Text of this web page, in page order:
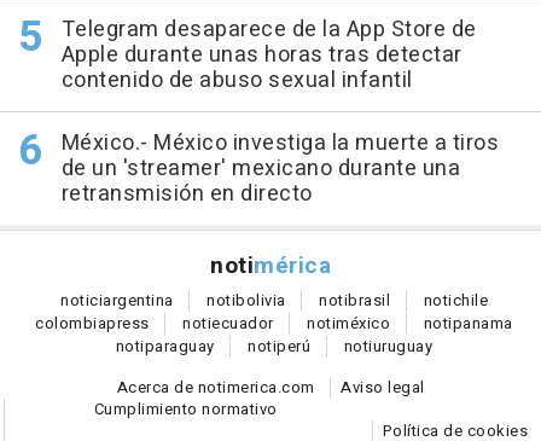
Telegram desaparece de la App Store de
Apple durante unas horas tras detectar
contenido de abuso sexual infantil
México.- México investiga la muerte a tiros
de un 'streamer' mexicano durante una
retransmisión en directo
notimérica
noticiargentina notibolivia notibrasil notichile
colombiapress notiecuador notiméxico notipanama
notiparaguay notiperú notiuruguay
Acerca de notimerica.com
Aviso legal
Cumplimiento normativo
Política de cookies